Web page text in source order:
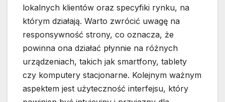
lokalnych klientów oraz specyfiki rynku, na
którym działają. Warto zwrócić uwagę na
responsywność strony, co oznacza, że
powinna ona działać płynnie na różnych
urządzeniach, takich jak smartfony, tablety
czy komputery stacjonarne. Kolejnym ważnym
aspektem jest użyteczność interfejsu, który